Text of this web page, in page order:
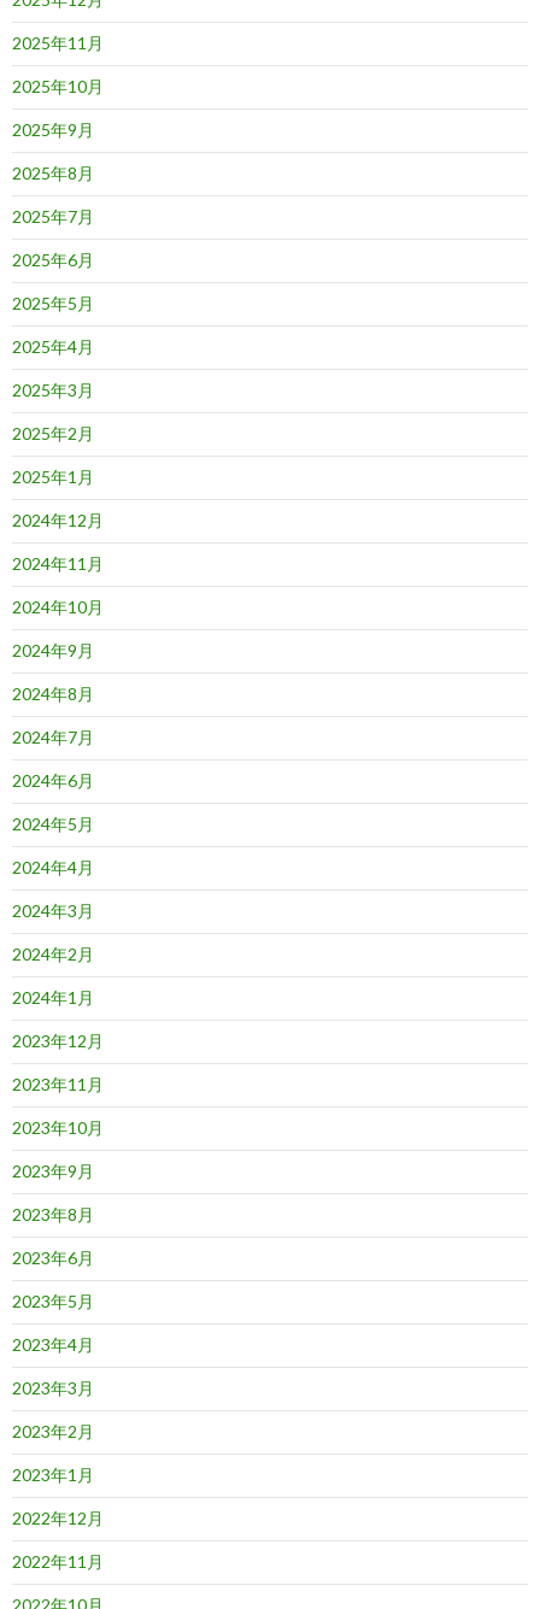
2025年11月
2025年10月
2025年9月
2025年8月
2025年7月
2025年6月
2025年5月
2025年4月
2025年3月
2025年2月
2025年1月
2024年12月
2024年11月
2024年10月
2024年9月
2024年8月
2024年7月
2024年6月
2024年5月
2024年4月
2024年3月
2024年2月
2024年1月
2023年12月
2023年11月
2023年10月
2023年9月
2023年8月
2023年6月
2023年5月
2023年4月
2023年3月
2023年2月
2023年1月
2022年12月
2022年11月
2022年10月